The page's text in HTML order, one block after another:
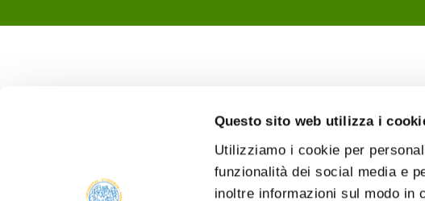
Questo sito web utilizza i
Utilizziamo i cookie per
funzionalità dei social media e
inoltre informazioni sul modo